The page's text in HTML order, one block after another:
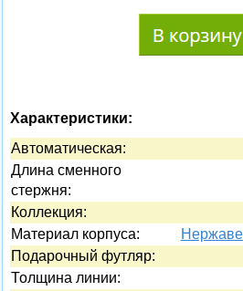
Характеристики:
Автоматическая:
Длина сменного
стержня:
Коллекция:
Материал корпуса:
Подарочный футляр:
Толщина линии: